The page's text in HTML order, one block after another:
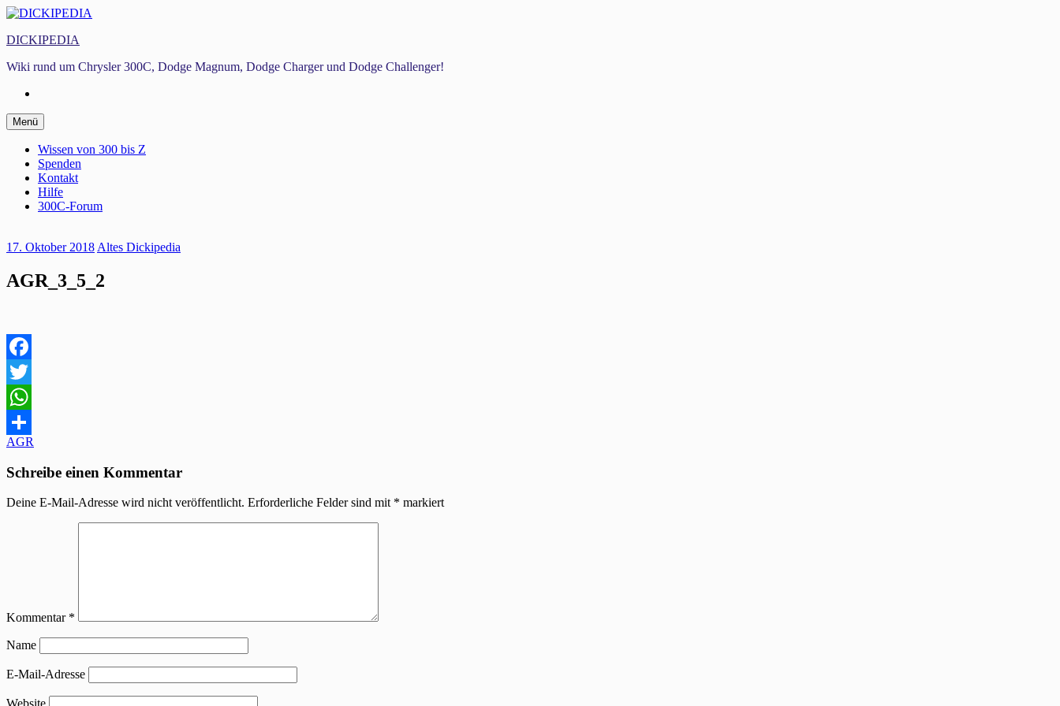
Zum
springen
DICKIPEDIA
Wiki rund um Chrysler 300C, Dodge Magnum, Dodge Charger und Dodge Challenger!
Menü Zum
Inhalt
springen
Wissen von 300 bis Z
Spenden
Kontakt
Hilfe
300C-Forum
17. Oktober 2018 Altes Dickipedia
AGR_3_5_2
Facebook
Twitter
WhatsApp
Teilen
Beitragsnavigation
AGR
Schreibe einen Kommentar
Deine E-Mail-Adresse wird nicht veröffentlicht. Erforderliche Felder sind mit * markiert
Kommentar *
Name
E-Mail-Adresse